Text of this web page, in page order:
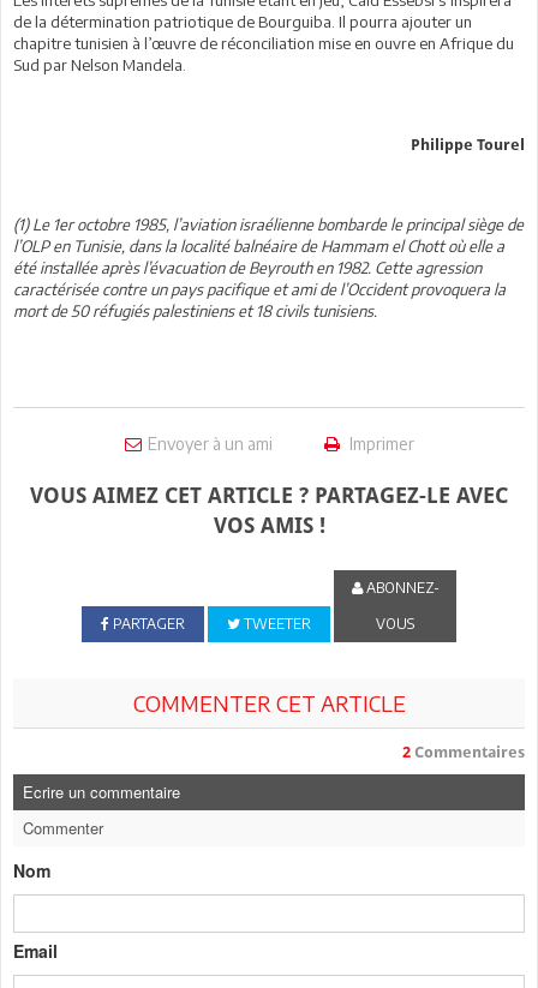
de la détermination patriotique de Bourguiba. Il pourra ajouter un
chapitre tunisien à l’œuvre de réconciliation mise en ouvre en Afrique du
Sud par Nelson Mandela.
Philippe Tourel
(1) Le 1er octobre 1985, l’aviation israélienne bombarde le principal siège de
l’OLP en Tunisie, dans la localité balnéaire de Hammam el Chott où elle a
été installée après l’évacuation de Beyrouth en 1982. Cette agression
caractérisée contre un pays pacifique et ami de l’Occident provoquera la
mort de 50 réfugiés palestiniens et 18 civils tunisiens.
Envoyer à un ami Imprimer
VOUS AIMEZ CET ARTICLE ? PARTAGEZ-LE AVEC
VOS AMIS !
PARTAGER TWEETER
ABONNEZ-
VOUS
COMMENTER CET ARTICLE
2 Commentaires
Ecrire un commentaire
Commenter
Nom
Email